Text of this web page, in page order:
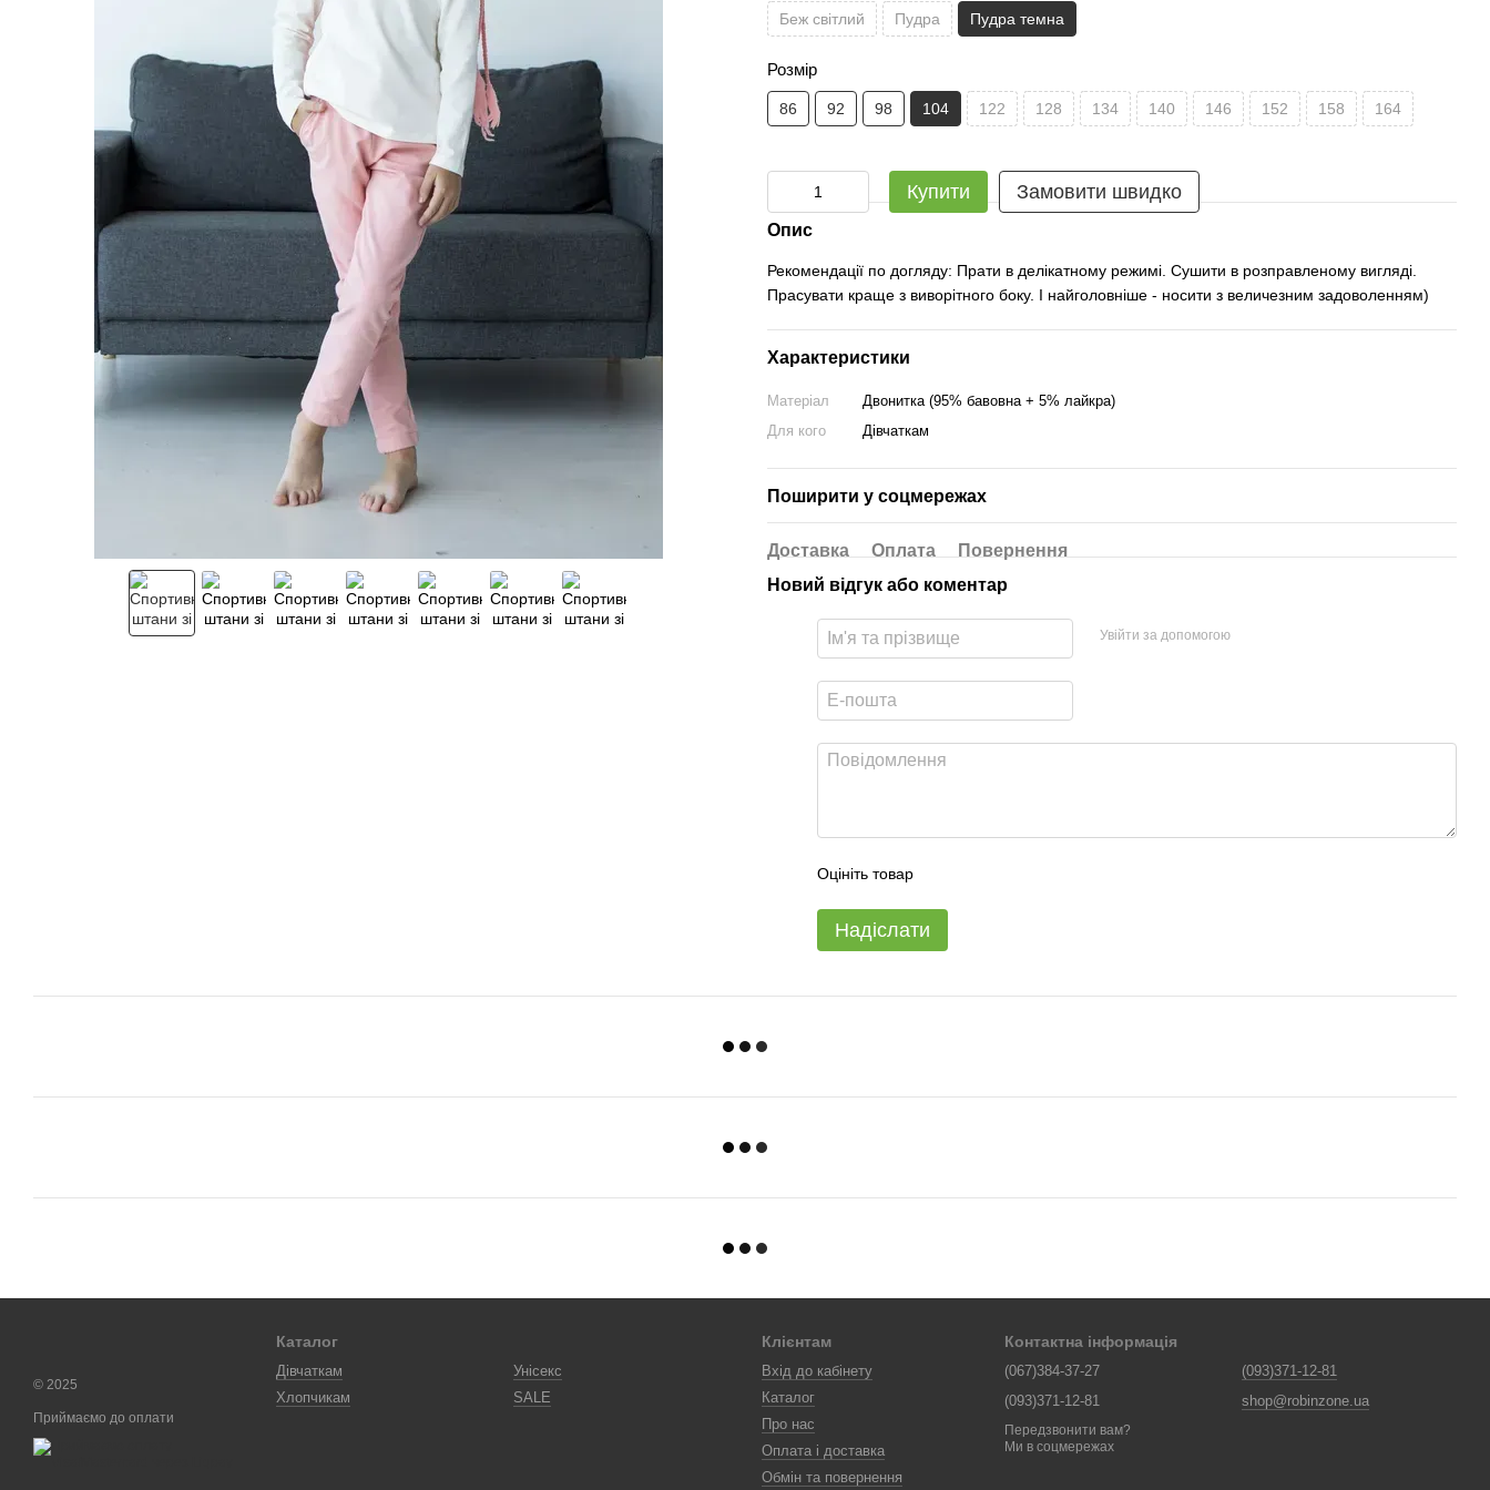
Беж світлий Пудра Пудра темна
Розмір
86 92 98 104 122 128 134 140 146 152 158 164
Купити Замовити швидко
Опис
Рекомендації по догляду: Прати в делікатному режимі. Сушити в розправленому вигляді.
Прасувати краще з виворітного боку. І найголовніше - носити з величезним задоволенням)
Характеристики
Матеріал
Двонитка (95% бавовна + 5% лайкра)
Для кого
Дівчаткам
Поширити у соцмережах
Доставка Оплата
Повернення
Новий відгук або коментар
Увійти за допомогою
Оцініть товар
Надіслати
© 2025
Приймаємо до оплати
Каталог
Дівчаткам
Хлопчикам
Унісекс
SALE
Клієнтам
Вхід до кабінету
Каталог
Про нас
Оплата і доставка
Обмін та повернення
Контактна інформація
(067)384-37-27
(093)371-12-81
Передзвонити вам?
(093)371-12-81
shop@robinzone.ua
Ми в соцмережах